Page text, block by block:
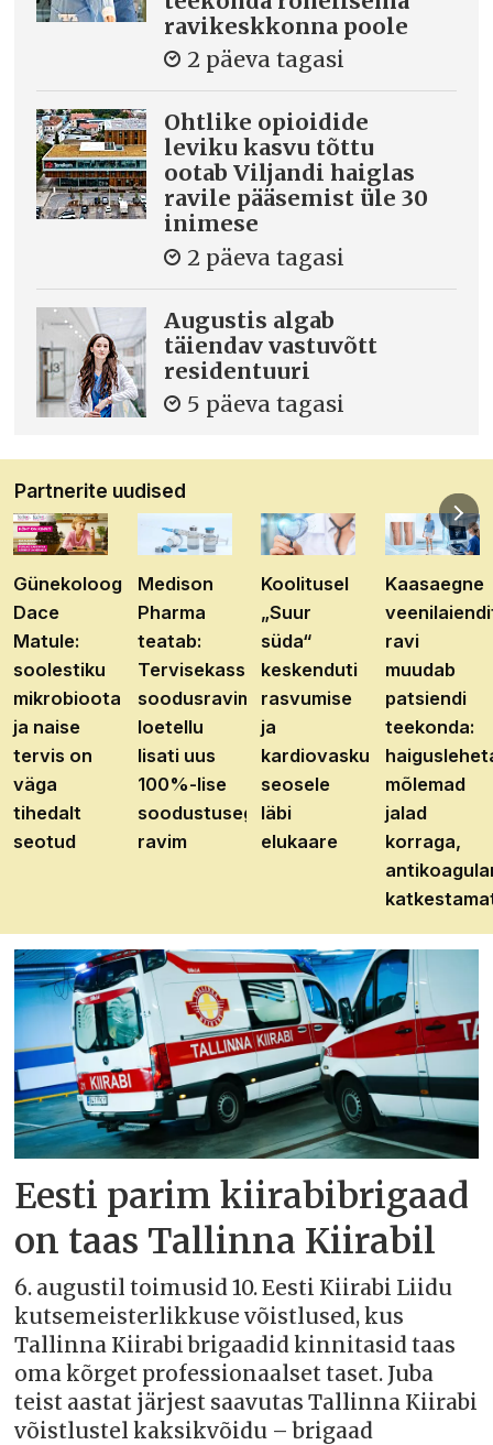
ravikeskkonna poole
2 päeva tagasi
Ohtlike opioidide
leviku kasvu tõttu
ootab Viljandi haiglas
ravile pääsemist üle 30
inimese
2 päeva tagasi
Augustis algab
täiendav vastuvõtt
residentuuri
5 päeva tagasi
Partnerite uudised
Günekoloog
Dace
Matule:
soolestiku
mikrobioota
ja naise
tervis on
väga
tihedalt
seotud
Medison
Pharma
teatab:
Tervisekassa
soodusravimite
loetellu
lisati uus
100%-lise
soodustusega
ravim
Koolitusel
„Suur
süda“
keskenduti
rasvumise
ja
kardiovaskulaarhaiguste
seosele
läbi
elukaare
Kaasaegne
ravi
muudab
patsiendi
teekonda:
mõlemad
jalad
korraga,
Eesti parim kiirabibrigaad
on taas Tallinna Kiirabil
6. augustil toimusid 10. Eesti Kiirabi Liidu
kutsemeisterlikkuse võistlused, kus
Tallinna Kiirabi brigaadid kinnitasid taas
oma kõrget professionaalset taset. Juba
teist aastat järjest saavutas Tallinna Kiirabi
võistlustel kaksikvõidu – brigaad